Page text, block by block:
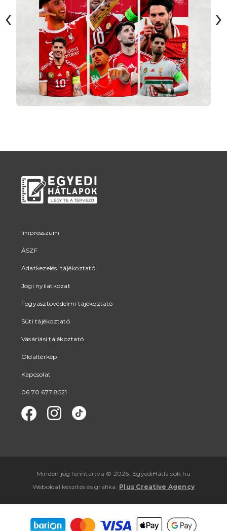
‹ ›
Impresszum
ÁSZF
Adatkezelési tájékoztató
Jogi nyilatkozat
Fogyasztóvédelmi tájékoztató
Süti tájékoztató
Vásárlási tájékoztató
Oldaltérkép
Kapcsolat
06 70 677 8521
Minden jog fenntartva © 2026. EgyediHátlapok.hu
Weboldal készítés ésgrafika : Plus Creative Agency